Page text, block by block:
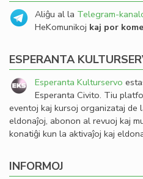
Aliĝu al la Telegram-
HeKomunikoj kaj por
ESPERANTA
Esperanta Kulturservo
Esperanta Civito. Tiu
eventoj kaj kursoj organizataj de
eldonaĵoj, abonon al revuoj kaj
konatiĝi kun la aktivaĵoj kaj
INFORMOJ